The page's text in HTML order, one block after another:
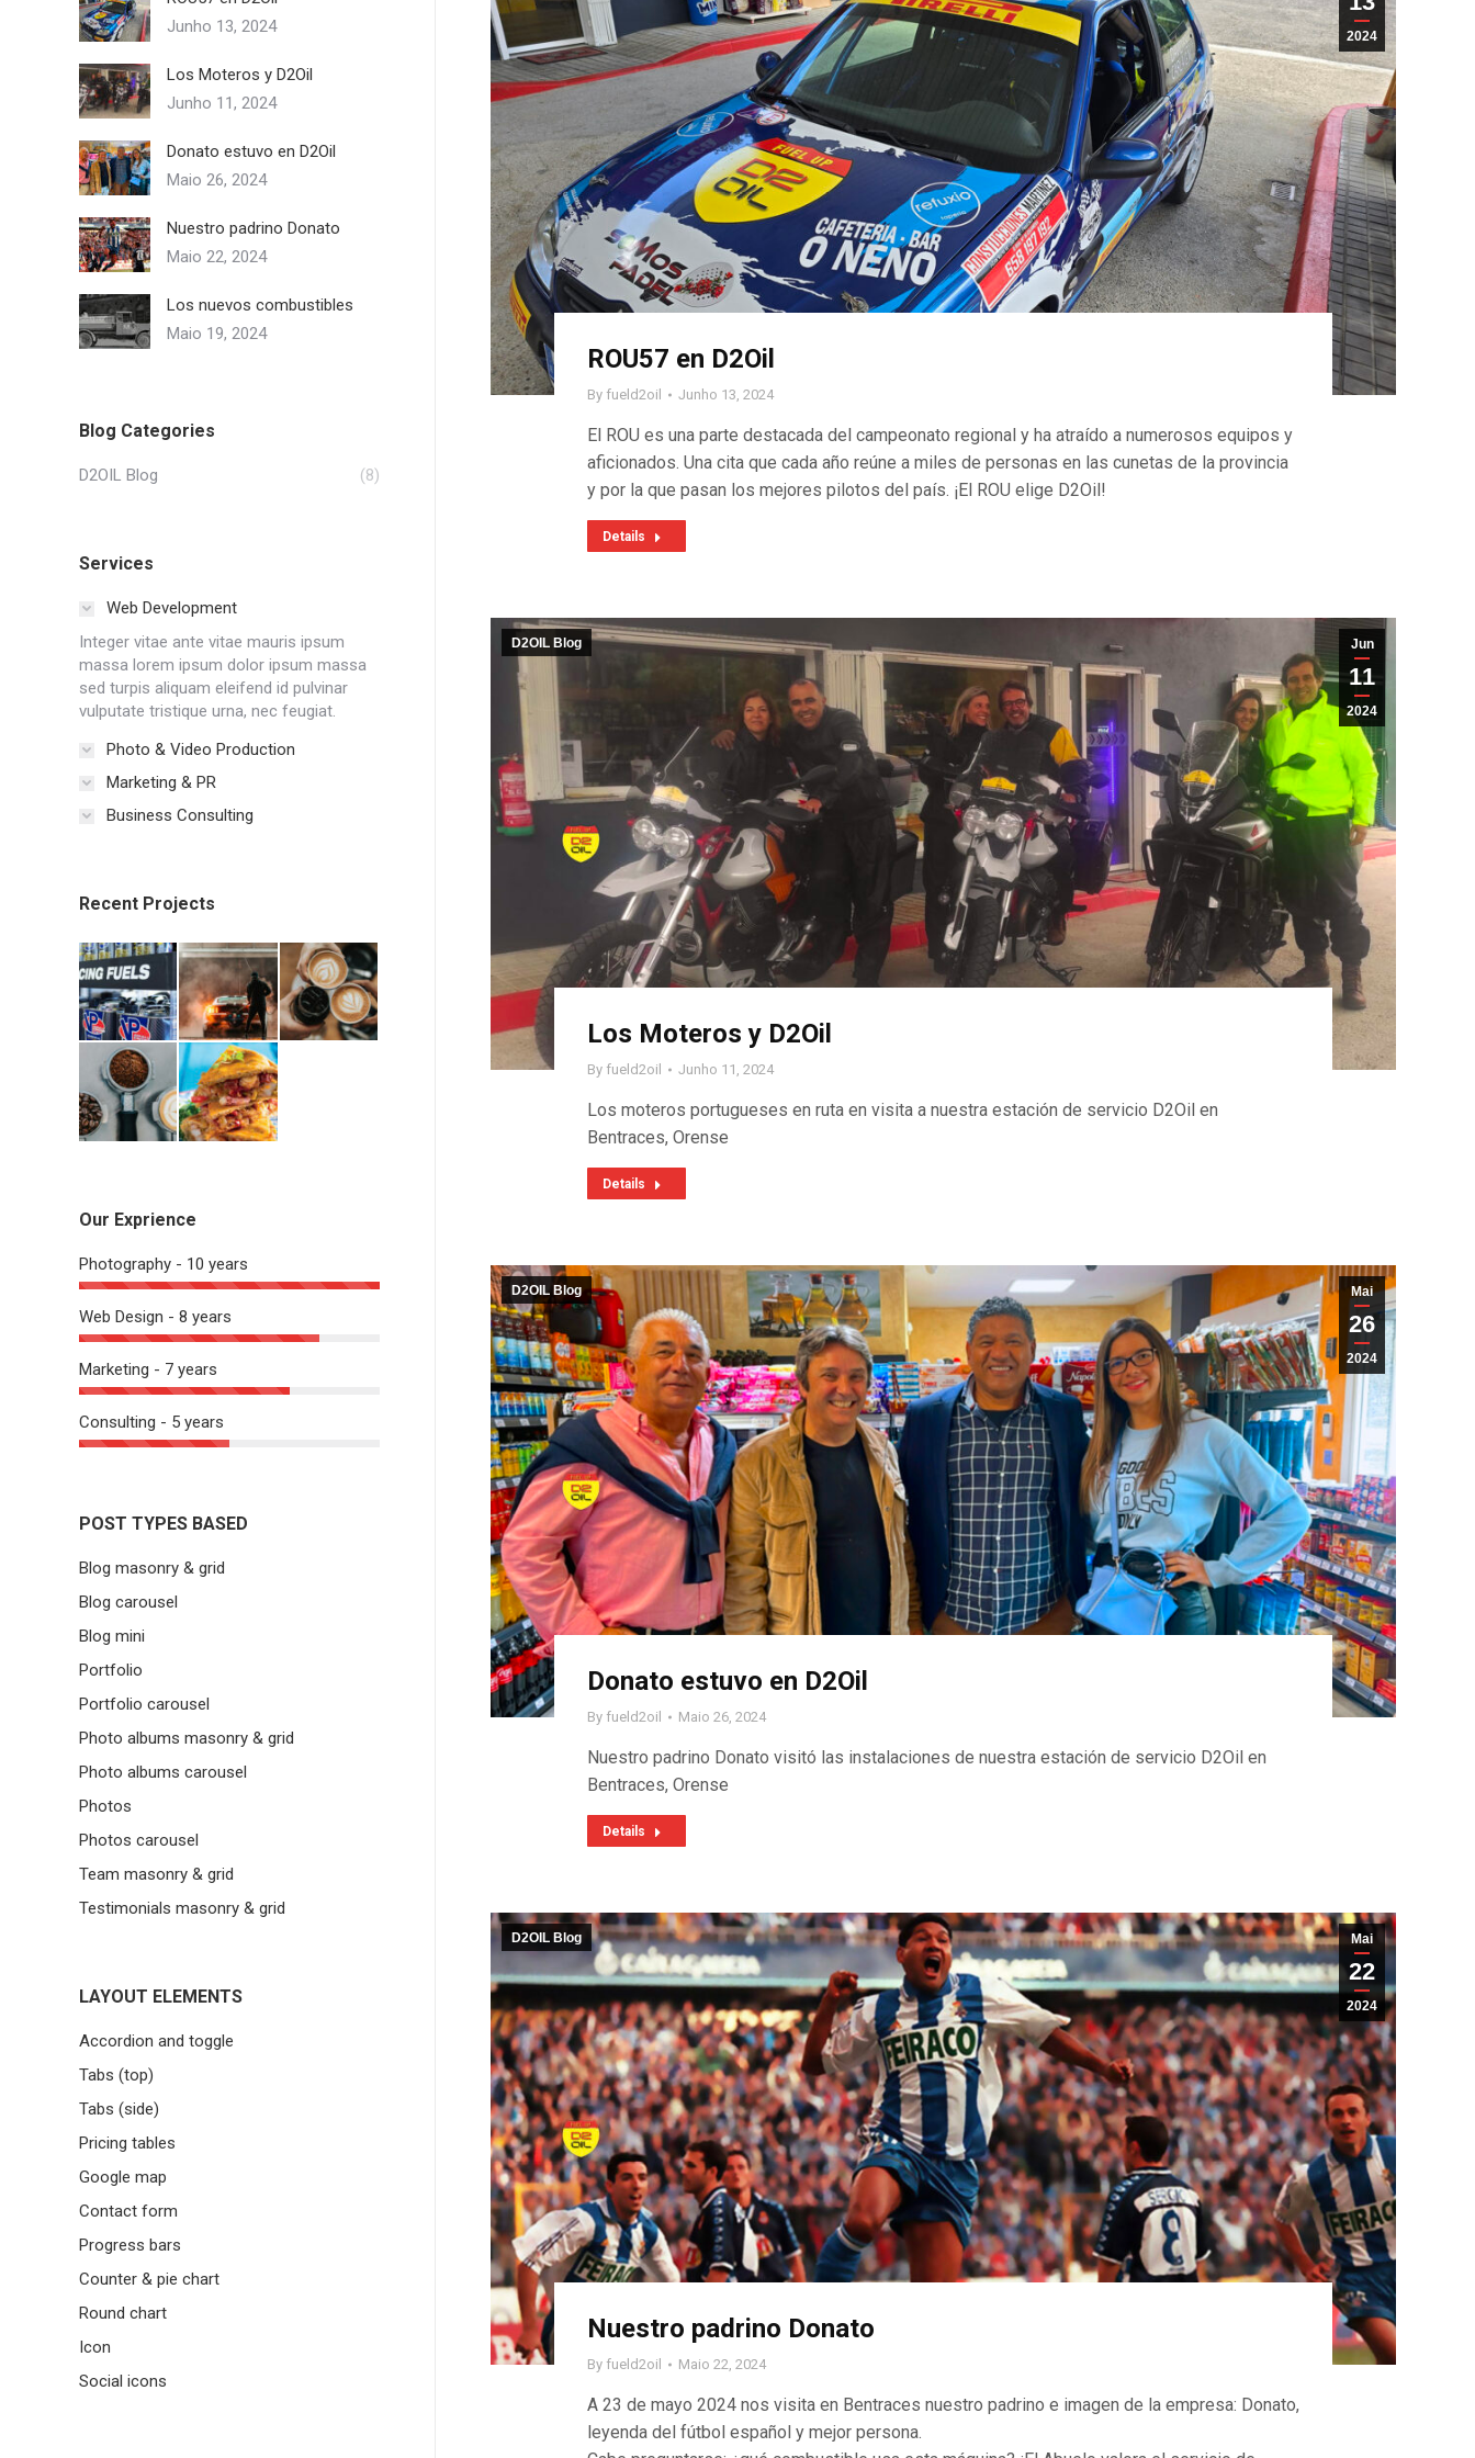
2024
ROU57 en D2Oil
By fueld2oil Junho 13, 2024
El ROU es una parte destacada del campeonato regional y ha atraído a numerosos equipos y
aficionados. Una cita que cada año reúne a miles de personas en las cunetas de la provincia
y por la que pasan los mejores pilotos del país. ¡El ROU elige D2Oil!
Details
Jun
11
2024
D2OIL Blog
Los Moteros y D2Oil
By fueld2oil Junho 11, 2024
Los moteros portugueses en ruta en visita a nuestra estación de servicio D2Oil en
Bentraces, Orense
Details
Mai
26
2024
D2OIL Blog
Donato estuvo en D2Oil
By fueld2oil Maio 26, 2024
Nuestro padrino Donato visitó las instalaciones de nuestra estación de servicio D2Oil en
Bentraces, Orense
Details
Mai
22
2024
D2OIL Blog
Nuestro padrino Donato
By fueld2oil Maio 22, 2024
A 23 de mayo 2024 nos visita en Bentraces nuestro padrino e imagen de la empresa: Donato,
leyenda del fútbol español y mejor persona.
Junho 13, 2024
Los Moteros y D2Oil
Junho 11, 2024
Donato estuvo en D2Oil
Maio 26, 2024
Nuestro padrino Donato
Maio 22, 2024
Los nuevos combustibles
Maio 19, 2024
Blog Categories
D2OIL Blog (8)
Services
Web Development
Integer vitae ante vitae mauris ipsum
massa lorem ipsum dolor ipsum massa
sed turpis aliquam eleifend id pulvinar
vulputate tristique urna, nec feugiat.
Photo & Video Production
Marketing & PR
Business Consulting
Recent Projects
Our Exprience
Photography - 10 years
Web Design - 8 years
Marketing - 7 years
Consulting - 5 years
POST TYPES BASED
Blog masonry & grid
Blog carousel
Blog mini
Portfolio
Portfolio carousel
Photo albums masonry & grid
Photo albums carousel
Photos
Photos carousel
Team masonry & grid
Testimonials masonry & grid
LAYOUT ELEMENTS
Accordion and toggle
Tabs (top)
Tabs (side)
Pricing tables
Google map
Contact form
Progress bars
Counter & pie chart
Round chart
Icon
Social icons